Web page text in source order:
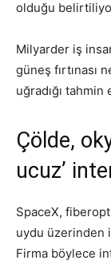
olduğu
Milyarder iş
güneş fırtınası
uğradığı tahmin
Çölde,
ucuz’
SpaceX,
uydu üzerinden
Firma böylece